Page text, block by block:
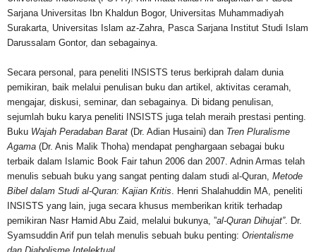
Sarjana Universitas Ibn Khaldun Bogor, Universitas Muhammadiyah
Surakarta, Universitas Islam az-Zahra, Pasca Sarjana Institut Studi Islam
Darussalam Gontor, dan sebagainya.
Secara personal, para peneliti INSISTS terus berkiprah dalam dunia
pemikiran, baik melalui penulisan buku dan artikel, aktivitas ceramah,
mengajar, diskusi, seminar, dan sebagainya. Di bidang penulisan,
sejumlah buku karya peneliti INSISTS juga telah meraih prestasi penting.
Buku Wajah Peradaban Barat (Dr. Adian Husaini) dan Tren Pluralisme
Agama (Dr. Anis Malik Thoha) mendapat penghargaan sebagai buku
terbaik dalam Islamic Book Fair tahun 2006 dan 2007. Adnin Armas telah
menulis sebuah buku yang sangat penting dalam studi al-Quran, Metode
Bibel dalam Studi al-Quran: Kajian Kritis. Henri Shalahuddin MA, peneliti
INSISTS yang lain, juga secara khusus memberikan kritik terhadap
pemikiran Nasr Hamid Abu Zaid, melalui bukunya, ”al-Quran Dihujat”. Dr.
Syamsuddin Arif pun telah menulis sebuah buku penting: Orientalisme